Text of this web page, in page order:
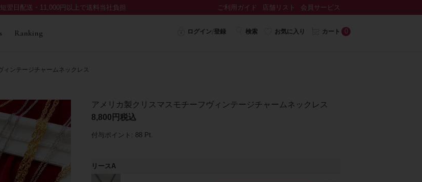
翌日配送・11,000円以上で送料当社負担 ご利用ガイド 店舗リスト 会員サービス
Ranking ログイン/登録 検索 お気に入り カート 0
ィンテージチャームネックレス
アメリカ製クリスマスモチーフヴィンテージチャームネックレス
8,800
税込
付与ポイント: 88 Pt.
リースA